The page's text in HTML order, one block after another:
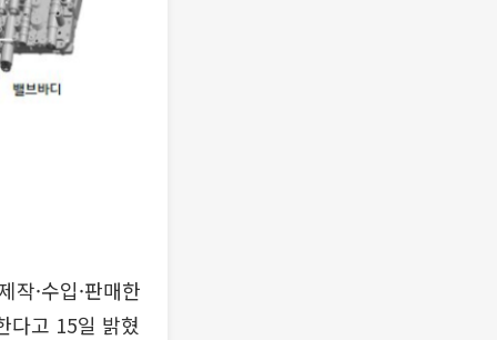
·수입·판매한
다고 15일 밝혔